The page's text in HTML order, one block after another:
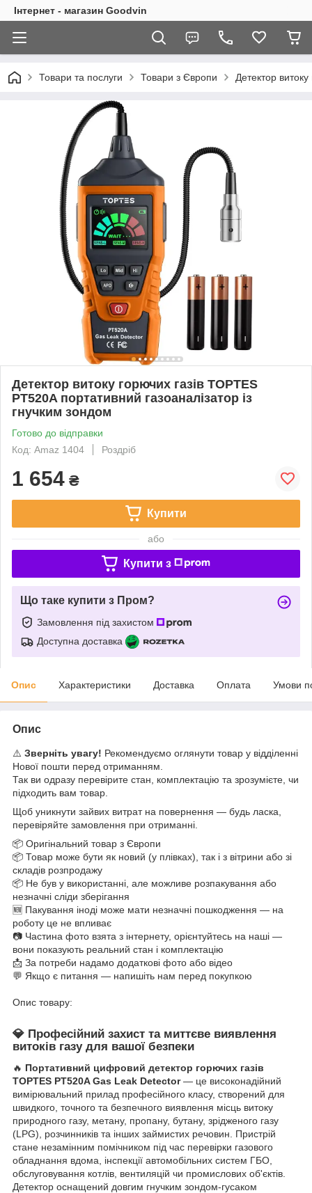
Інтернет - магазин Goodvin
Товари та послуги Товари з Європи Детектор
Детектор витоку горючих газів TOPTES
PT520A портативний газоаналізатор із
гнучким зондом
Готово до відправки
Код: Amaz 1404
Роздріб
1 654 ₴
Купити
або
Купити з
Що таке купити з Пром?
Замовлення під захистом
Доступна доставка
Опис Характеристики Доставка Оплата Умови
Опис
⚠️ Зверніть увагу! Рекомендуємо оглянути товар у відділенні
Нової пошти перед отриманням.
Так ви одразу перевірите стан, комплектацію та зрозумієте, чи
підходить вам товар.
Щоб уникнути зайвих витрат на повернення — будь ласка,
перевіряйте замовлення при отриманні.
📦 Оригінальний товар з Європи
📦 Товар може бути як новий (у плівках), так і з вітрини або зі
складів розпродажу
📦 Не був у використанні, але можливе розпакування або
незначні сліди зберігання
🆕 Пакування іноді може мати незначні пошкодження — на
роботу це не впливає
📷 Частина фото взята з інтернету, орієнтуйтесь на наші —
вони показують реальний стан і комплектацію
📩 За потреби надамо додаткові фото або відео
💬 Якщо є питання — напишіть нам перед покупкою
Опис товару:
💎 Професійний захист та миттєве виявлення
витоків газу для вашої безпеки
🔥 Портативний цифровий детектор горючих газів
TOPTES PT520A Gas Leak Detector— це високонадійний
вимірювальний прилад професійного класу, створений для
швидкого, точного та безпечного виявлення місць витоку
природного газу, метану, пропану, бутану, зрідженого газу
(LPG), розчинників та інших займистих речовин. Пристрій
стане незамінним помічником під час перевірки газового
обладнання вдома, інспекції автомобільних систем ГБО,
обслуговування котлів, вентиляцій чи промислових об'єктів.
Детектор оснащений довгим гнучким зондом-гусаком